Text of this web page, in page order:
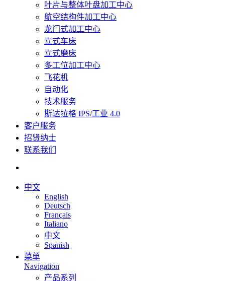
叶片与整体叶盘加工中心
航空结构件加工中心
龙门式加工中心
立式车床
立式磨床
多工位加工中心
飞花机
自动化
技术服务
斯达拉格 IPS/工业 4.0
客户服务
招贤纳士
联系我们
中文
English
Deutsch
Français
Italiano
中文
Spanish
菜单
Navigation
产品系列